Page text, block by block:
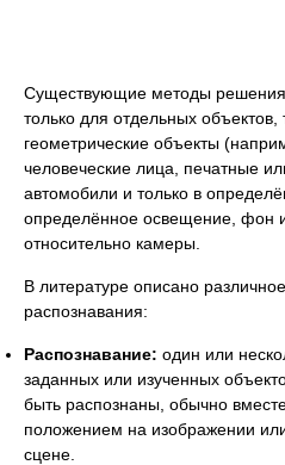
Существующие методы
только для отдельных объектов,
геометрические объекты
человеческие лица, печатные
автомобили и только в
определённое освещение, фон
относительно камеры.
В литературе описано
распознавания:
Распознавание: один или
заданных или изученных
быть распознаны, обычно
положением на изображении
сцене.